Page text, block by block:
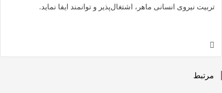
نیروی انسانی ماهر، اشتغال‌پذیر و توانمند ایفا نماید.